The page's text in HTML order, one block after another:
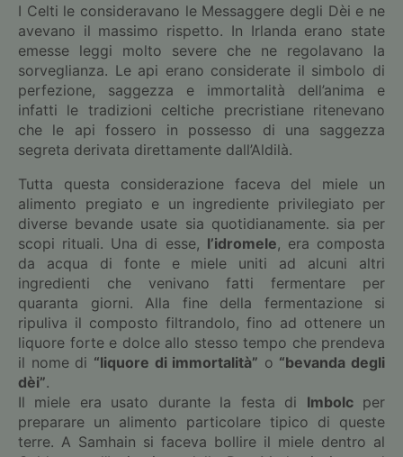
I Celti le consideravano le Messaggere degli Dèi e ne
avevano il massimo rispetto. In Irlanda erano state
emesse leggi molto severe che ne regolavano la
sorveglianza. Le api erano considerate il simbolo di
perfezione, saggezza e immortalità dell’anima e
infatti le tradizioni celtiche precristiane ritenevano
che le api fossero in possesso di una saggezza
segreta derivata direttamente dall’Aldilà.
Tutta questa considerazione faceva del miele un
alimento pregiato e un ingrediente privilegiato per
diverse bevande usate sia quotidianamente. sia per
scopi rituali. Una di esse, l’idromele, era composta
da acqua di fonte e miele uniti ad alcuni altri
ingredienti che venivano fatti fermentare per
quaranta giorni. Alla fine della fermentazione si
ripuliva il composto filtrandolo, fino ad ottenere un
liquore forte e dolce allo stesso tempo che prendeva
il nome di “liquore di immortalità” o “bevanda degli
dèi”.
Il miele era usato durante la festa di Imbolcper
preparare un alimento particolare tipico di queste
terre. A Samhain si faceva bollire il miele dentro al